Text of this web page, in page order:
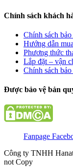
Chính sách khách
Chính sách bảo
Hướng dẫn
Phương thức
Lắp đặt – vận
Chính sách bảo
Được bảo vệ bản
Fanpage
Công ty TNHH
not Copy